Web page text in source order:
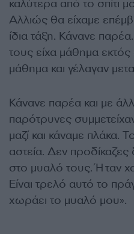
καλύτερα από το σπίτι
Αλλιώς θα είχαμε
ίδια τάξη. Κάνανε
τους είχα μάθημα εκτός
μάθημα και γέλαγαν
Κάνανε παρέα και με
παρότρυνες
μαζί και κάναμε πλάκα.
αστεία. Δεν προδίκαζες
στο μυαλό τους. Ήταν
Είναι τρελό αυτό το
χωράει το μυαλό μου».